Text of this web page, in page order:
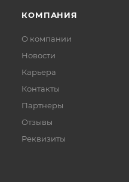
КОМПАНИЯ
О компании
Новости
Карьера
Контакты
Партнеры
Отзывы
Реквизиты